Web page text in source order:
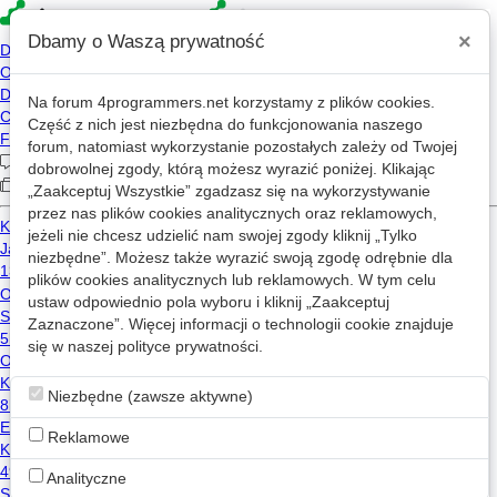
4p » Forum
Hardware/Software
« 1 2 ... 764 ... 773 »
Nowy wątek
Połączenie budynków światłowodem
9
1.5k
sieci
światłowód
Marius.Maximus
Program do wyostrzania zdjęć
windows
Dbamy o Waszą prywatność ×
Na forum 4programmers.net korzystamy z plików cookies.
Część z nich jest niezbędna do funkcjonowania naszego
forum, natomiast wykorzystanie pozostałych zależy od Twojej
dobrowolnej zgody, którą możesz wyrazić poniżej. Klikając
„Zaakceptuj Wszystkie” zgadzasz się na wykorzystywanie
przez nas plików cookies analitycznych oraz reklamowych,
jeżeli nie chcesz udzielić nam swojej zgody kliknij „Tylko
niezbędne”. Możesz także wyrazić swoją zgodę odrębnie dla
plików cookies analitycznych lub reklamowych. W tym celu
ustaw odpowiednio pola wyboru i kliknij „Zaakceptuj
Zaznaczone”. Więcej informacji o technologii cookie znajduje
się w naszej polityce prywatności.
Niezbędne (zawsze aktywne)
Reklamowe
Analityczne